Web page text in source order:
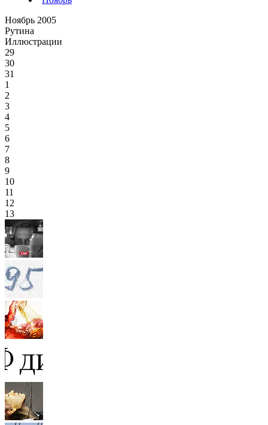
Ноябрь 2005
Рутина
Иллюстрации
29
30
31
1
2
3
4
5
6
7
8
9
10
11
12
13